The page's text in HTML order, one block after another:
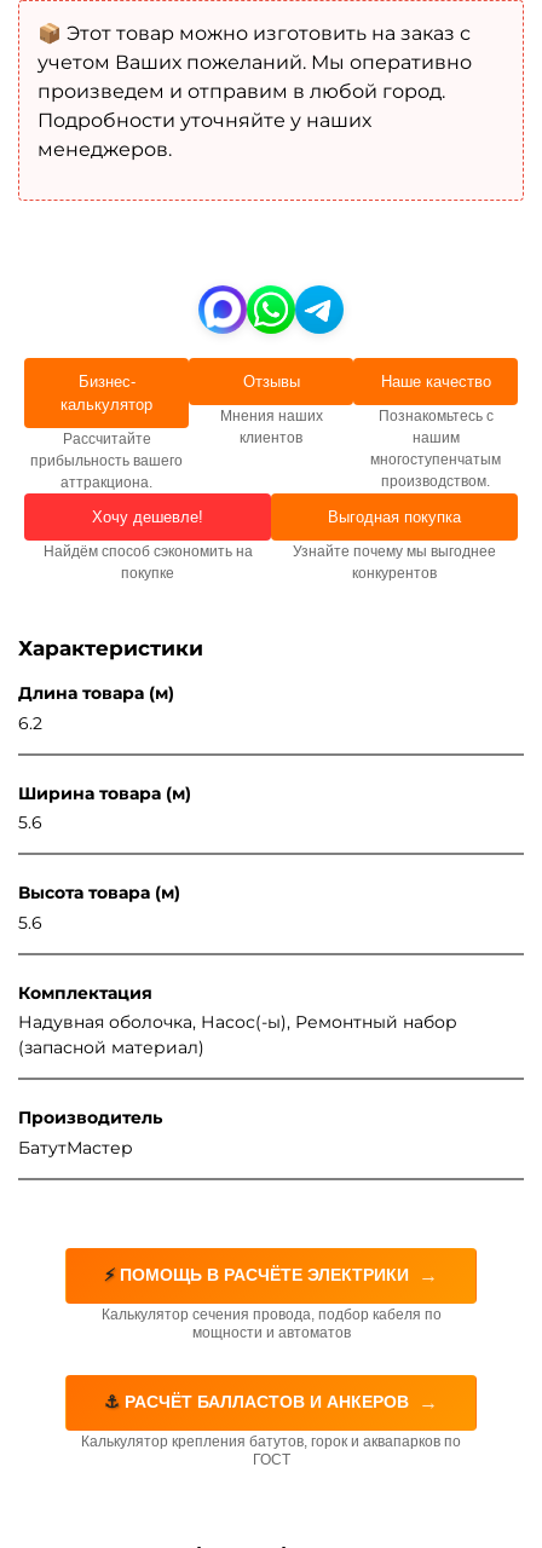
📦 Этот товар можно изготовить на заказ с
учетом Ваших пожеланий. Мы оперативно
произведем и отправим в любой город.
Подробности уточняйте у наших
менеджеров.
Бизнес-
калькулятор
Рассчитайте
прибыльность вашего
аттракциона.
Отзывы
Мнения наших
клиентов
Наше качество
Познакомьтесь с
нашим
многоступенчатым
производством.
Хочу дешевле!
Найдём способ сэкономить на
покупке
Выгодная покупка
Узнайте почему мы выгоднее
конкурентов
Характеристики
Длина товара (м)
6.2
Ширина товара (м)
5.6
Высота товара (м)
5.6
Комплектация
Надувная оболочка, Насос(-ы), Ремонтный набор
(запасной материал)
Производитель
БатутМастер
⚡ ПОМОЩЬ В РАСЧЁТЕ ЭЛЕКТРИКИ →
Калькулятор сечения провода, подбор кабеля по
мощности и автоматов
⚓ РАСЧЁТ БАЛЛАСТОВ И АНКЕРОВ →
Калькулятор крепления батутов, горок и аквапарков по
ГОСТ